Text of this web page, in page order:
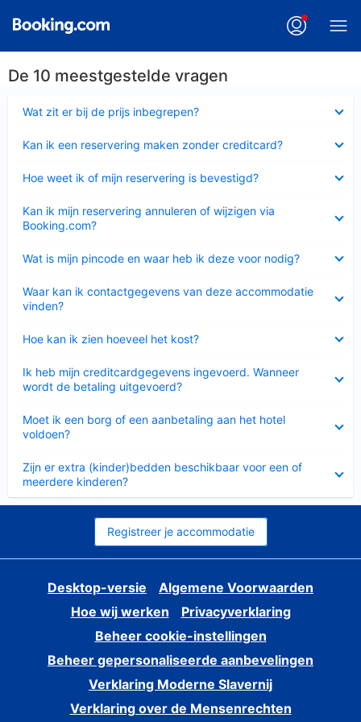
De 10 meestgestelde vragen
Wat zit er bij de prijs inbegrepen?
Kan ik een reservering maken zonder creditcard?
Hoe weet ik of mijn reservering is bevestigd?
Kan ik mijn reservering annuleren of wijzigen via
Booking.com?
Wat is mijn pincode en waar heb ik deze voor nodig?
Waar kan ik contactgegevens van deze accommodatie
vinden?
Hoe kan ik zien hoeveel het kost?
Ik heb mijn creditcardgegevens ingevoerd. Wanneer
wordt de betaling uitgevoerd?
Moet ik een borg of een aanbetaling aan het hotel
voldoen?
Zijn er extra (kinder)bedden beschikbaar voor een of
meerdere kinderen?
Registreer je accommodatie
Desktop-versie
Algemene Voorwaarden
Hoe wij werken
Privacyverklaring
Beheer cookie-instellingen
Beheer gepersonaliseerde aanbevelingen
Verklaring Moderne Slavernij
Verklaring over de Mensenrechten